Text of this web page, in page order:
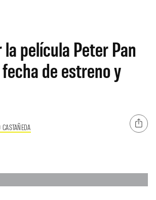
la película Peter Pan
de estreno y
CASTAÑEDA